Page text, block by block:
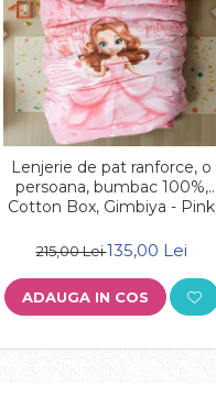
Lenjerie de pat ranforce, o
persoana, bumbac 100%,
Cotton Box, Gimbiya - Pink
215,00 Lei135,00 Lei
ADAUGA IN COS